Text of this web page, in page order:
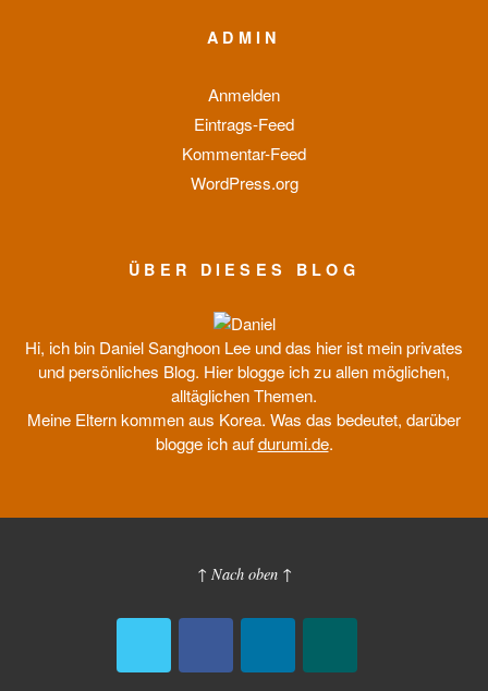
ADMIN
Anmelden
Eintrags-Feed
Kommentar-Feed
WordPress.org
ÜBER DIESES BLOG
Hi, ich bin Daniel Sanghoon Lee und das hier ist mein privates
und persönliches Blog. Hier blogge ich zu allen möglichen,
alltäglichen Themen.
Meine Eltern kommen aus Korea. Was das bedeutet, darüber
blogge ich aufdurumi.de.
↑ Nach oben ↑